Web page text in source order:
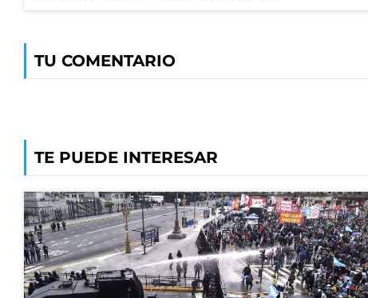
TU COMENTARIO
TE PUEDE INTERESAR